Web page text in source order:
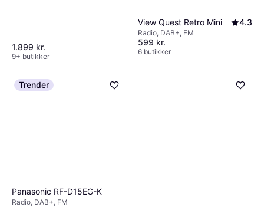
1.899 kr.
9+ butikker
View Quest Retro Mini 4.3
Radio, DAB+, FM
599 kr.
6 butikker
Trender
Panasonic RF-D15EG-K
Radio, DAB+, FM